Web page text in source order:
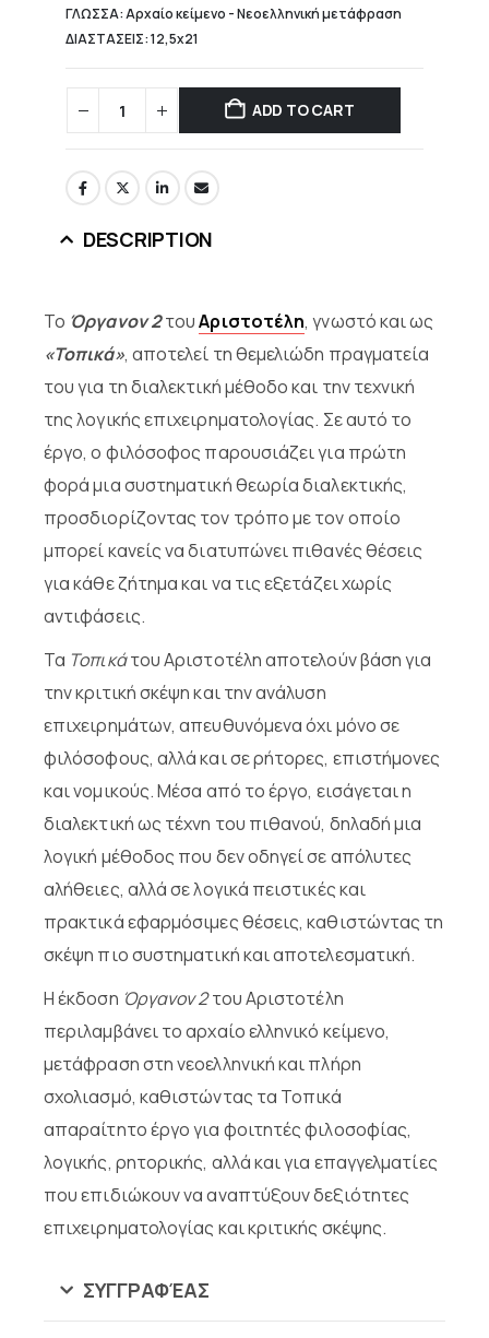
ΓΛΩΣΣΑ: Αρχαίο κείμενο - Νεοελληνική μετάφραση
ΔΙΑΣΤΑΣΕΙΣ: 12,5x21
ADD TO CART
DESCRIPTION
Το Όργανον 2τουΑριστοτέλη, γνωστό και ως
«Τοπικά», αποτελεί τη θεμελιώδη πραγματεία
του για τη διαλεκτική μέθοδο και την τεχνική
της λογικής επιχειρηματολογίας. Σε αυτό το
έργο, ο φιλόσοφος παρουσιάζει για πρώτη
φορά μια συστηματική θεωρία διαλεκτικής,
προσδιορίζοντας τον τρόπο με τον οποίο
μπορεί κανείς να διατυπώνει πιθανές θέσεις
για κάθε ζήτημα και να τις εξετάζει χωρίς
αντιφάσεις.
Τα Τοπικάτου Αριστοτέλη αποτελούν βάση για
την κριτική σκέψη και την ανάλυση
επιχειρημάτων, απευθυνόμενα όχι μόνο σε
φιλόσοφους, αλλά και σε ρήτορες, επιστήμονες
και νομικούς. Μέσα από το έργο, εισάγεται η
διαλεκτική ως τέχνη του πιθανού, δηλαδή μια
λογική μέθοδος που δεν οδηγεί σε απόλυτες
αλήθειες, αλλά σε λογικά πειστικές και
πρακτικά εφαρμόσιμες θέσεις, καθιστώντας τη
σκέψη πιο συστηματική και αποτελεσματική.
Η έκδοση Όργανον 2 του Αριστοτέλη
περιλαμβάνει το αρχαίο ελληνικό κείμενο,
μετάφραση στη νεοελληνική και πλήρη
σχολιασμό, καθιστώντας τα Τοπικά
απαραίτητο έργο για φοιτητές φιλοσοφίας,
λογικής, ρητορικής, αλλά και για επαγγελματίες
που επιδιώκουν να αναπτύξουν δεξιότητες
επιχειρηματολογίας και κριτικής σκέψης.
ΣΥΓΓΡΑΦΈΑΣ